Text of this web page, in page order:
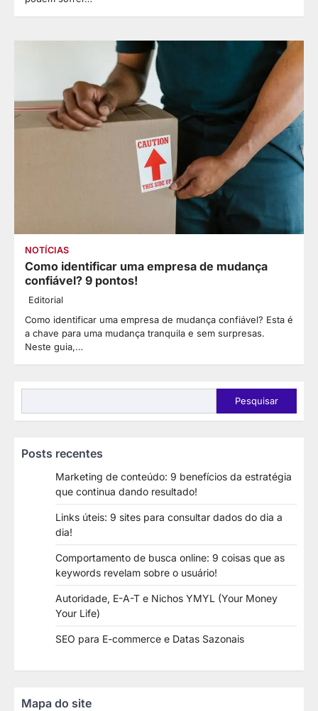
NOTÍCIAS
Como identificar uma empresa de mudança
confiável? 9 pontos!
Editorial
Como identificar uma empresa de mudança confiável? Esta é
a chave para uma mudança tranquila e sem surpresas.
Neste guia,…
Pesquisar
Posts recentes
Marketing de conteúdo: 9 benefícios da estratégia
que continua dando resultado!
Links úteis: 9 sites para consultar dados do dia a
dia!
Comportamento de busca online: 9 coisas que as
keywords revelam sobre o usuário!
Autoridade, E-A-T e Nichos YMYL (Your Money
Your Life)
SEO para E-commerce e Datas Sazonais
Mapa do site